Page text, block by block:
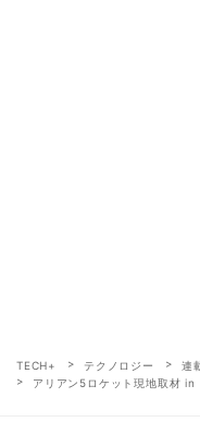
TECH+ テクノロジー
連
アリアン5ロケット現地取材 in